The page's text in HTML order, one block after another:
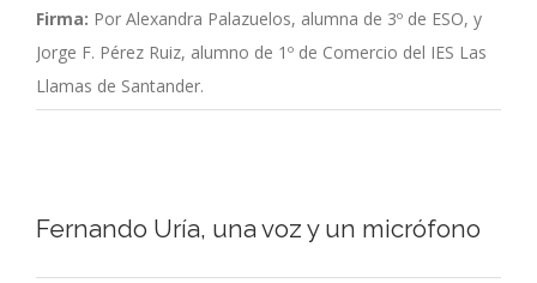
Firma: Por Alexandra Palazuelos, alumna de 3º de ESO, y
Jorge F. Pérez Ruiz, alumno de 1º de Comercio del IES Las
Llamas de Santander.
Fernando Uría, una voz y un micrófono